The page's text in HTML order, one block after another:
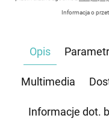
Informacja o
odpowiedzi, może być w każdej
której dane dotyczą,
żądania zaprzestania
Opis
Multimedia
Informacje dot.